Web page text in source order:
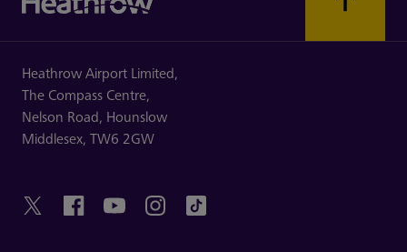
Heathrow Airport Limited,
The Compass Centre,
Nelson Road, Hounslow
Middlesex, TW6 2GW